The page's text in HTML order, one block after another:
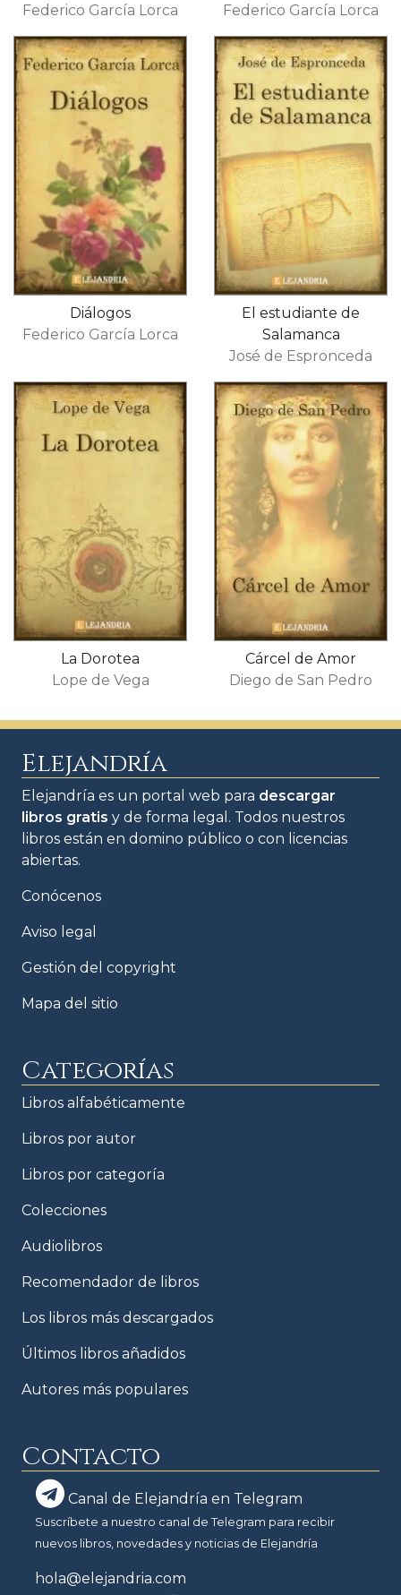
Federico García Lorca
Federico García Lorca
Diálogos
Federico García Lorca
El estudiante de
Salamanca
José de Espronceda
La Dorotea
Lope de Vega
Cárcel de Amor
Diego de San Pedro
Elejandría
Elejandría es un portal web para descargar
libros gratis y de forma legal. Todos nuestros
libros están en domino público o con licencias
abiertas.
Conócenos
Aviso legal
Gestión del copyright
Mapa del sitio
Categorías
Libros alfabéticamente
Libros por autor
Libros por categoría
Colecciones
Audiolibros
Recomendador de libros
Los libros más descargados
Últimos libros añadidos
Autores más populares
Contacto
Canal de Elejandría en Telegram
Suscríbete a nuestro canal de Telegram para recibir
nuevos libros, novedades y noticias de Elejandría
hola@elejandria.com